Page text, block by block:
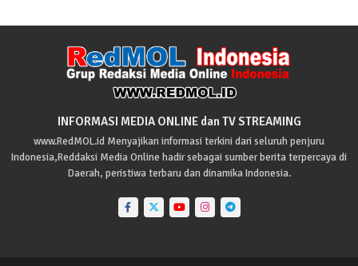
INFORMASI MEDIA ONLINE dan TV STREAMING
www.RedMOL.id Menyajikan informasi terkini dari seluruh penjuru
Indonesia,Reddaksi Media Online hadir sebagai sumber berita terpercaya di
Daerah, peristiwa terbaru dan dinamika Indonesia.